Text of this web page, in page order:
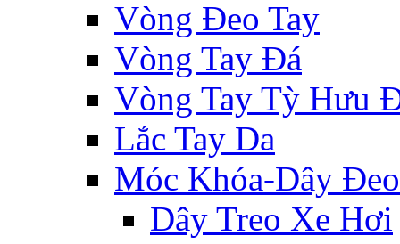
Vòng Đeo Tay
Vòng Tay Đá
Vòng Tay Tỳ Hưu
Lắc Tay Da
Móc Khóa-Dây Đeo
Dây Treo Xe Hơi